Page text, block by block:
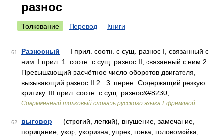
разнос
Толкование Перевод Книги
61 Разносный — I прил. соотн. с сущ. разнос I, связанный с
ним II прил. 1. соотн. с сущ. разнос II, связанный с ним 2.
Превышающий расчётное число оборотов двигателя,
вызывающий разнос II 2.. 3. перен. Содержащий резкую
критику. III прил. соотн. с сущ. разнос&#8230; …
Современный толковый словарь русского языка Ефремовой
62 выговор — (строгий, легкий), внушение, замечание,
порицание, укор, укоризна, упрек, гонка, головомойка,